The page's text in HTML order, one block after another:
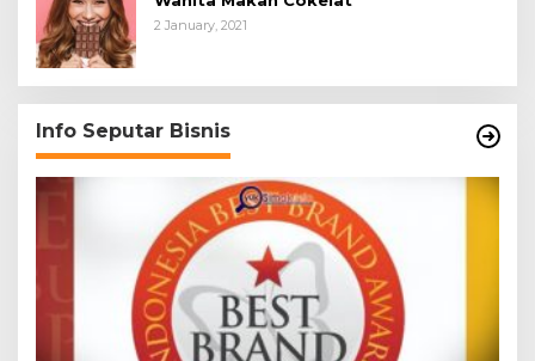
2 January, 2021
Info Seputar Bisnis